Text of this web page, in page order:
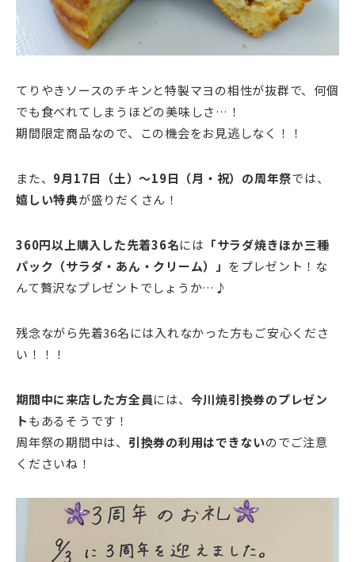
てりやきソースのチキンと特製マヨの相性が抜群で、何個
でも食べれてしまうほどの美味しさ…！
期間限定商品なので、この機会をお見逃しなく！！
また、 9月17日（土）～19日（月・祝）の周年祭では、
嬉しい特典が盛りだくさん！
360円以上購入した先着36名には 「サラダ焼きほか三種
パック（サラダ・あん・クリーム）」 をプレゼント！な
んて贅沢なプレゼントでしょうか…♪
残念ながら先着36名には入れなかった方もご安心くださ
い！！！
期間中に来店した方全員には、 今川焼引換券のプレゼン
トもあるそうです！
周年祭の期間中は、 引換券の利用はできないのでご注意
くださいね！